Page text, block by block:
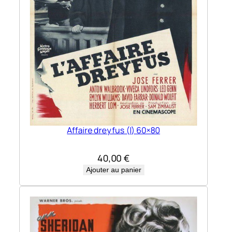
Affaire dreyfus (l) 60×80
40,00€
Ajouter au panier